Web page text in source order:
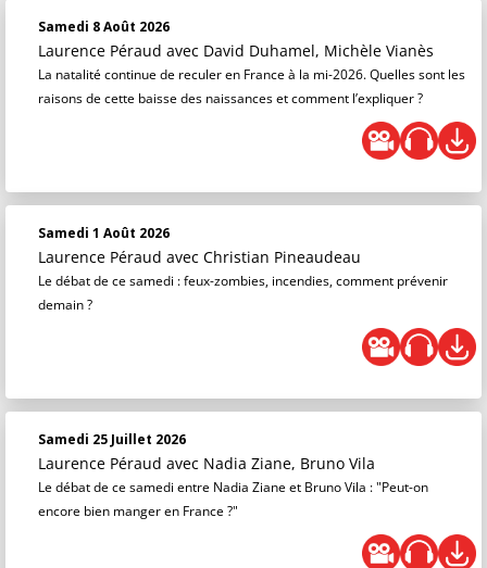
Samedi 8 Août 2026
Laurence Péraud avec David Duhamel, Michèle Vianès
La natalité continue de reculer en France à la mi-2026. Quelles sont les
raisons de cette baisse des naissances et comment l’expliquer ?
Samedi 1 Août 2026
Laurence Péraud avec Christian Pineaudeau
Le débat de ce samedi : feux-zombies, incendies, comment prévenir
demain ?
Samedi 25 Juillet 2026
Laurence Péraud avec Nadia Ziane, Bruno Vila
Le débat de ce samedi entre Nadia Ziane et Bruno Vila : "Peut-on
encore bien manger en France ?"